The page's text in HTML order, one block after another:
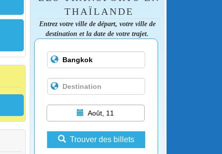
THAÏLANDE
Entrez votre ville de départ, votre ville de
destination et la date de votre trajet.
Août, 11
Trouver des billets